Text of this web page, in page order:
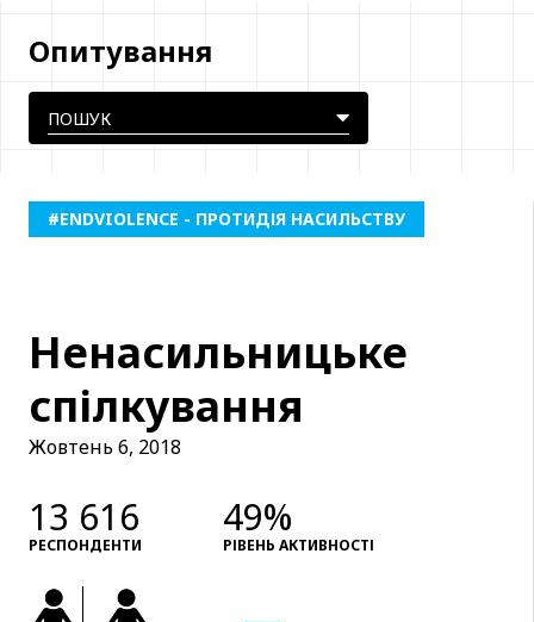
Опитування
#ENDVIOLENCE - ПРОТИДІЯ НАСИЛЬСТВУ
Ненасильницьке
спілкування
Жовтень 6, 2018
13 616
РЕСПОНДЕНТИ
49%
РІВЕНЬ АКТИВНОСТІ